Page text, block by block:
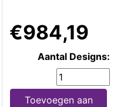
€984,19
Aantal Designs:
Toevoegen aan